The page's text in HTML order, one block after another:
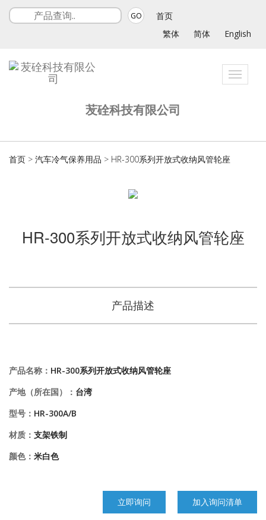
GO
首页
繁体
简体 English
Toggle
苃硂科技有限公司
首页 > 汽车冷气保养用品 > HR-300系列开放式收纳风管轮座
HR-300系列开放式收纳风管轮座
产品描述
产品名称： HR-300系列开放式收纳风管轮座
产地（所在国）： 台湾
型号： HR-300A/B
材质： 支架铁制
颜色： 米白色
立即询问 加入询问清单